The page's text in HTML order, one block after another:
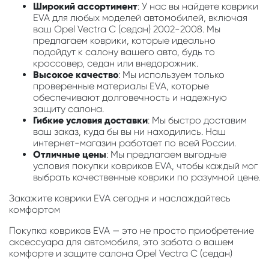
Широкий ассортимент: У нас вы найдете коврики
EVA для любых моделей автомобилей, включая
ваш Opel Vectra C (седан) 2002-2008. Мы
предлагаем коврики, которые идеально
подойдут к салону вашего авто, будь то
кроссовер, седан или внедорожник.
Высокое качество: Мы используем только
проверенные материалы EVA, которые
обеспечивают долговечность и надежную
защиту салона.
Гибкие условия доставки: Мы быстро доставим
ваш заказ, куда бы вы ни находились. Наш
интернет-магазин работает по всей России.
Отличные цены: Мы предлагаем выгодные
условия покупки ковриков EVA, чтобы каждый мог
выбрать качественные коврики по разумной цене.
Закажите коврики EVA сегодня и наслаждайтесь
комфортом
Покупка ковриков EVA — это не просто приобретение
аксессуара для автомобиля, это забота о вашем
комфорте и защите салона Opel Vectra C (седан)